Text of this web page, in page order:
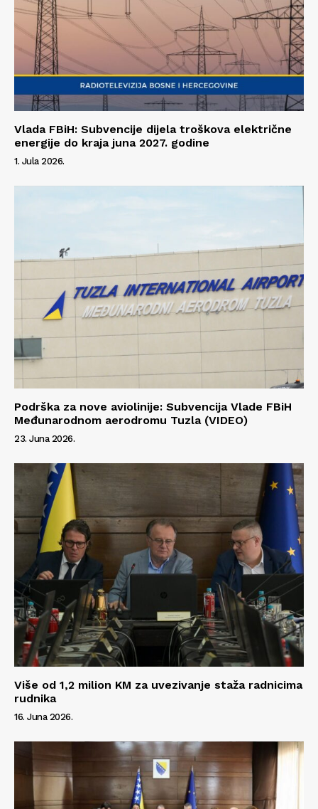
Info
O nama
Kontakt
Impressum
Vlada FBiH: Subvencije dijela troškova električne
energije do kraja juna 2027. godine
1. Jula 2026.
Podrška za nove aviolinije: Subvencija Vlade FBiH
Međunarodnom aerodromu Tuzla (VIDEO)
23. Juna 2026.
Više od 1,2 milion KM za uvezivanje staža radnicima
rudnika
16. Juna 2026.